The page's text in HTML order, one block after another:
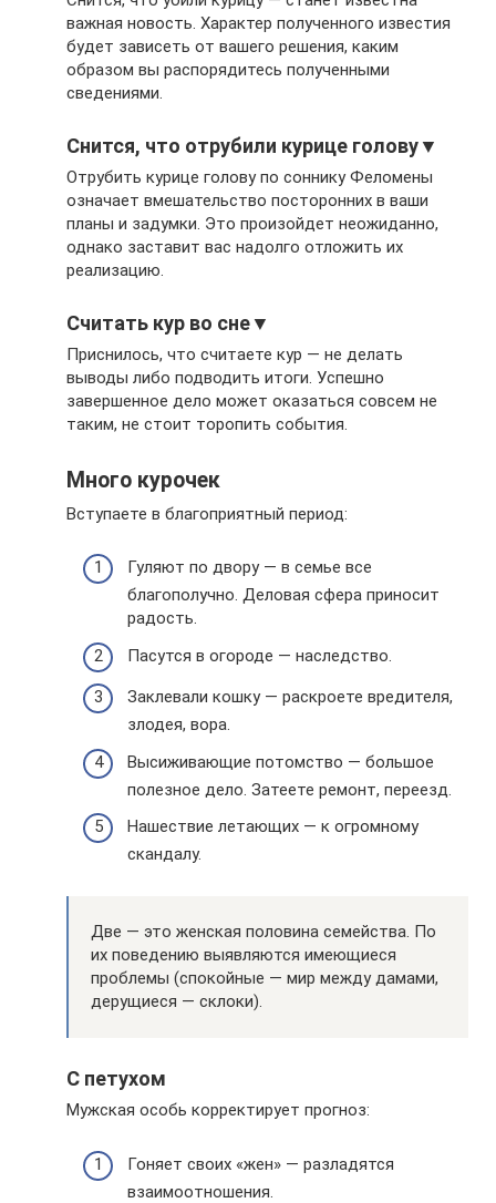
важная новость. Характер полученного известия
будет зависеть от вашего решения, каким
образом вы распорядитесь полученными
сведениями.
Снится, что отрубили курице голову▼
Отрубить курице голову по соннику Феломены
означает вмешательство посторонних в ваши
планы и задумки. Это произойдет неожиданно,
однако заставит вас надолго отложить их
реализацию.
Считать кур во сне▼
Приснилось, что считаете кур — не делать
выводы либо подводить итоги. Успешно
завершенное дело может оказаться совсем не
таким, не стоит торопить события.
Много курочек
Вступаете в благоприятный период:
Гуляют по двору — в семье все
благополучно. Деловая сфера приносит
радость.
Пасутся в огороде — наследство.
Заклевали кошку — раскроете вредителя,
злодея, вора.
Высиживающие потомство — большое
полезное дело. Затеете ремонт, переезд.
Нашествие летающих — к огромному
скандалу.
Две — это женская половина семейства. По
их поведению выявляются имеющиеся
проблемы (спокойные — мир между дамами,
дерущиеся — склоки).
С петухом
Мужская особь корректирует прогноз:
Гоняет своих «жен» — разладятся
взаимоотношения.